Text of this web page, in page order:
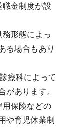
金制度が設
形態によっ
る場合もあり
療科によって
があります。
保険などの
や育児休業制